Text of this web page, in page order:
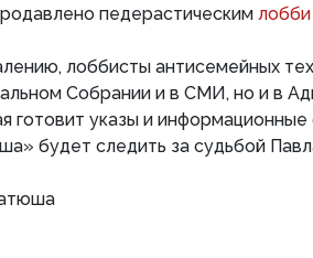
педерастическим
лоббисты антисемейных
Собрании и в СМИ, но и в
готовит указы и информационные
будет следить за судьбой